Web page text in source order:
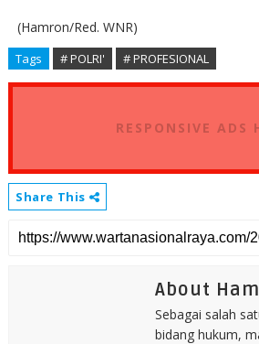
(Hamron/Red. WNR)
Tags # POLRI' # PROFESIONAL
RESPONSIVE ADS
Share This
About
Sebagai salah
bidang hukum,